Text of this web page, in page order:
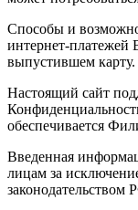
Способы и
интернет-платежей
выпустившем карту.
Настоящий сайт
обеспечивается
Введенная
лицам за
законодательством